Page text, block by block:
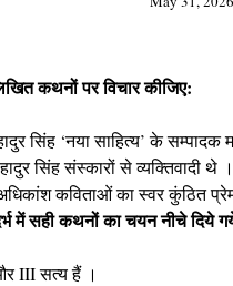
कथनों पर विचार कीजिए:
सिंह ‘नया साहित्य’ के
सिंह संस्कारों से व्यक्तिवादी थे ।
कविताओं का स्वर कुंठित
में सही कथनों का चयन नीचे दिये
III सत्य हैं ।